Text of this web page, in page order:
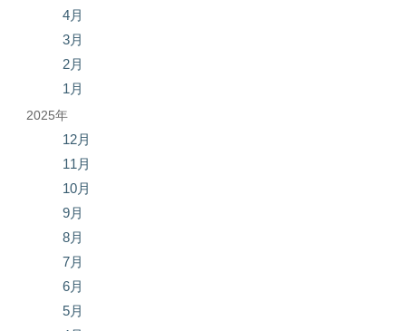
4月
3月
2月
1月
2025年
12月
11月
10月
9月
8月
7月
6月
5月